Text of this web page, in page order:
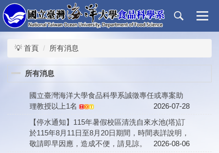
跳
到
主
要
區
💡 首頁 所有消息
所有消息
國立臺灣海洋大學食品科學系誠徵專任或專案助
理教授以上1名
2026-07-28
【停⽔通知】115年暑假校區清洗⾃來⽔池(塔)訂
於115年8⽉11⽇⾄8⽉20⽇期間，時間表詳說明，
敬請即早因應，造成不便，請⾒諒。
2026-08-06